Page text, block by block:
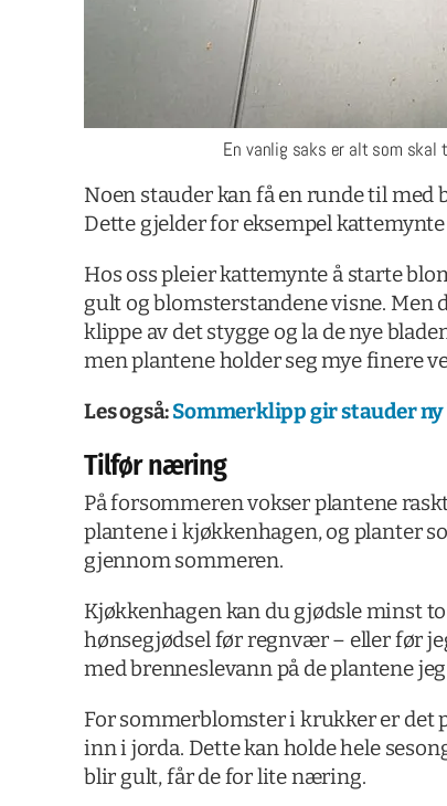
En vanlig saks er alt som
Noen stauder kan få en runde til
Dette gjelder for eksempel
Hos oss pleier kattemynte å starte
gult og blomsterstandene visne. Men
klippe av det stygge og la de nye
men plantene holder seg mye finere
Les også:Sommerklipp gir stauder
Tilfør næring
På forsommeren vokser plantene
plantene i kjøkkenhagen, og planter
gjennom sommeren.
Kjøkkenhagen kan du gjødsle minst
hønsegjødsel før regnvær – eller før
med brenneslevann på de plantene
For sommerblomster i krukker er det
inn i jorda. Dette kan holde hele
blir gult, får de for lite næring.